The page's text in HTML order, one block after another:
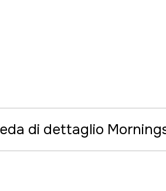
di dettaglio